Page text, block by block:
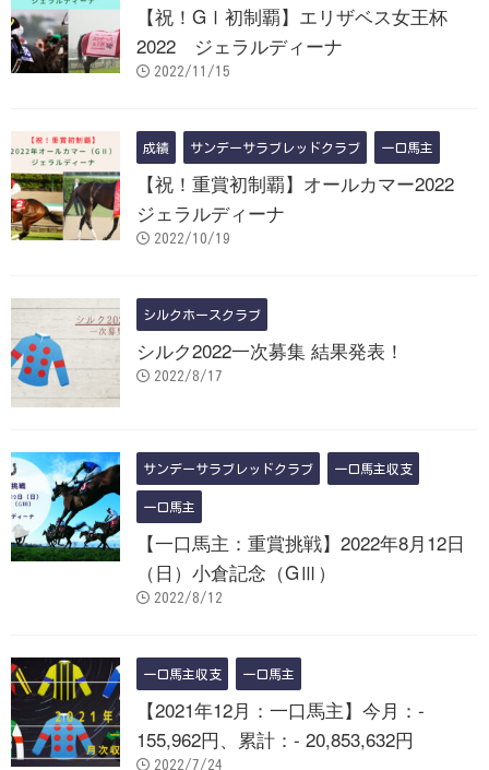
【祝！GⅠ初制覇】エリザベス女王杯
2022 ジェラルディーナ
2022/11/15
成績 サンデーサラブレッドクラブ 一口馬主
【祝！重賞初制覇】オールカマー2022
ジェラルディーナ
2022/10/19
シルクホースクラブ
シルク2022一次募集 結果発表！
2022/8/17
サンデーサラブレッドクラブ 一口馬主収支
一口馬主
【一口馬主：重賞挑戦】2022年8月12日
（日）小倉記念（GⅢ）
2022/8/12
一口馬主収支 一口馬主
【2021年12月：一口馬主】今月：-
155,962円、累計：- 20,853,632円
2022/7/24